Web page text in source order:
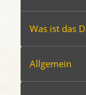
Was ist das
Allgemein